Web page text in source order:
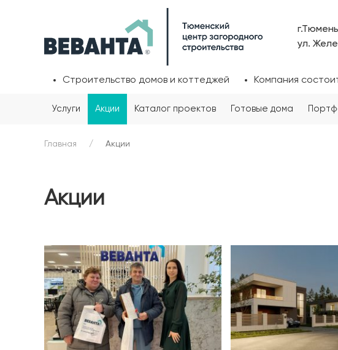
ул.
Строительство домов и коттеджей Компания
Услуги Акции Каталог проектов Готовые дома
Главная Акции
Акции